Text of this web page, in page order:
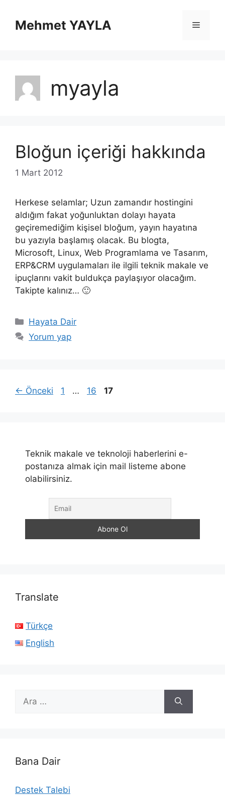
Mehmet YAYLA Menü
myayla
Bloğun içeriği hakkında
1 Mart 2012
Herkese selamlar; Uzun zamandır hostingini
aldığım fakat yoğunluktan dolayı hayata
geçiremediğim kişisel bloğum, yayın hayatına
bu yazıyla başlamış olacak. Bu blogta,
Microsoft, Linux, Web Programlama ve Tasarım,
ERP&CRM uygulamaları ile ilgili teknik makale ve
ipuçlarını vakit buldukça paylaşıyor olacağım.
Takipte kalınız… 🙂
Kategoriler
Hayata Dair
Yorum yap
← Önceki Sayfa
1 … Sayfa
16 Sayfa
17
Teknik makale ve teknoloji haberlerini e-
postanıza almak için mail listeme abone
olabilirsiniz.
Translate
Türkçe
English
ara
Bana Dair
Destek Talebi